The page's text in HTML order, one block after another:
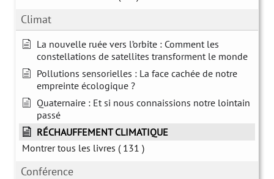
Climat
La nouvelle ruée vers l’orbite : Comment les
constellations de satellites transforment le monde
Pollutions sensorielles : La face cachée de notre
empreinte écologique ?
Quaternaire : Et si nous connaissions notre lointain
passé
RÉCHAUFFEMENT CLIMATIQUE
Montrer tous les livres ( 131 )
Conférence